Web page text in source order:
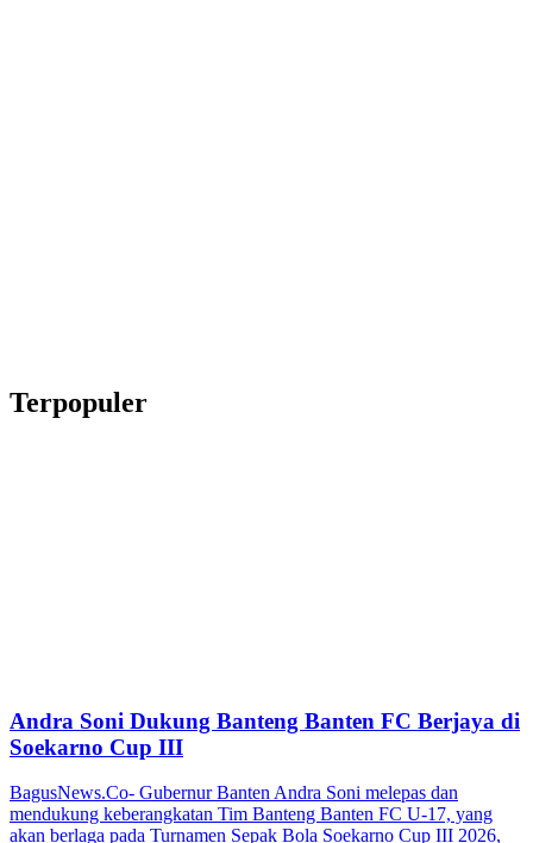
Terpopuler
Andra Soni Dukung Banteng Banten FC Berjaya di
Soekarno Cup III
BagusNews.Co- Gubernur Banten Andra Soni melepas dan
mendukung keberangkatan Tim Banteng Banten FC U-17, yang
akan berlaga pada Turnamen Sepak Bola Soekarno Cup III 2026,